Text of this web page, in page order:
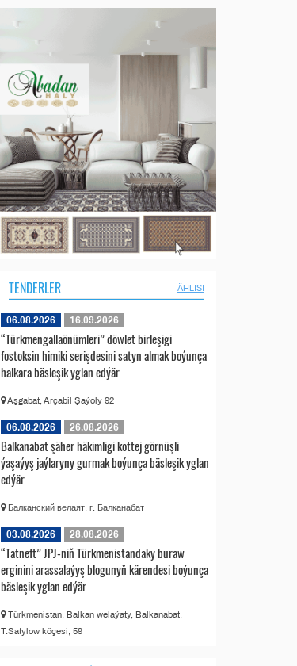
TENDERLER ÄHLISI
06.08.2026 16.09.2026
“Türkmengallaönümleri” döwlet birleşigi
fostoksin himiki serişdesini satyn almak boýunça
halkara bäsleşik yglan edýär
Aşgabat, Arçabil Şaýoly 92
06.08.2026 26.08.2026
Balkanabat şäher häkimligi kottej görnüşli
ýaşaýyş jaýlaryny gurmak boýunça bäsleşik yglan
edýär
Балканский велаят, г. Балканабат
03.08.2026 28.08.2026
“Tatneft” JPJ-niň Türkmenistandaky buraw
erginini arassalaýyş blogunyň kärendesi boýunça
bäsleşik yglan edýär
Türkmenistan, Balkan welaýaty, Balkanabat,
T.Satylow köçesi, 59